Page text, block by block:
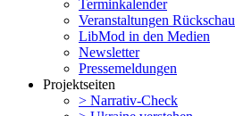
Termin­ka­lender
Veran­stal­tungen Rückschau
LibMod in den Medien
Newsletter
Presse­mel­dungen
Projekt­seiten
> Narrativ-Check